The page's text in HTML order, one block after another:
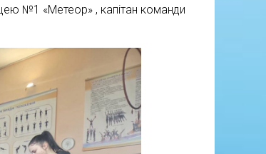
№1 «Метеор» , капітан команди